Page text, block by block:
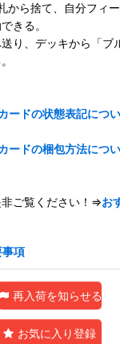
から捨て、自分フィ
きる。
り、デッキから「ブ
ードの状態表記につ
ードの梱包方法につ
ご覧ください！⇒お
項
再入荷を知らせる
お気に入り登録